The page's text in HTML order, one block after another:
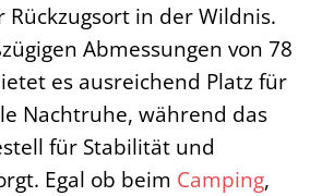
in der Wildnis.
Abmessungen von 78
es ausreichend Platz für
Nachtruhe, während das
für Stabilität und
Egal ob beim Camping,